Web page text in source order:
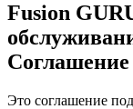
Fusion
Это соглашение